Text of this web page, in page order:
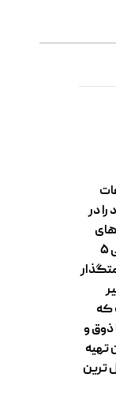
خود را در
میدان نقش جهان آغاز کرده و طی ۵
که
ذوق و
تهیه
ترین